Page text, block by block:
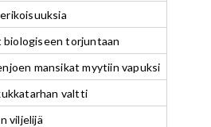
torjuntaan
mansikat myytiin vapuksi
valtti
viljelijä